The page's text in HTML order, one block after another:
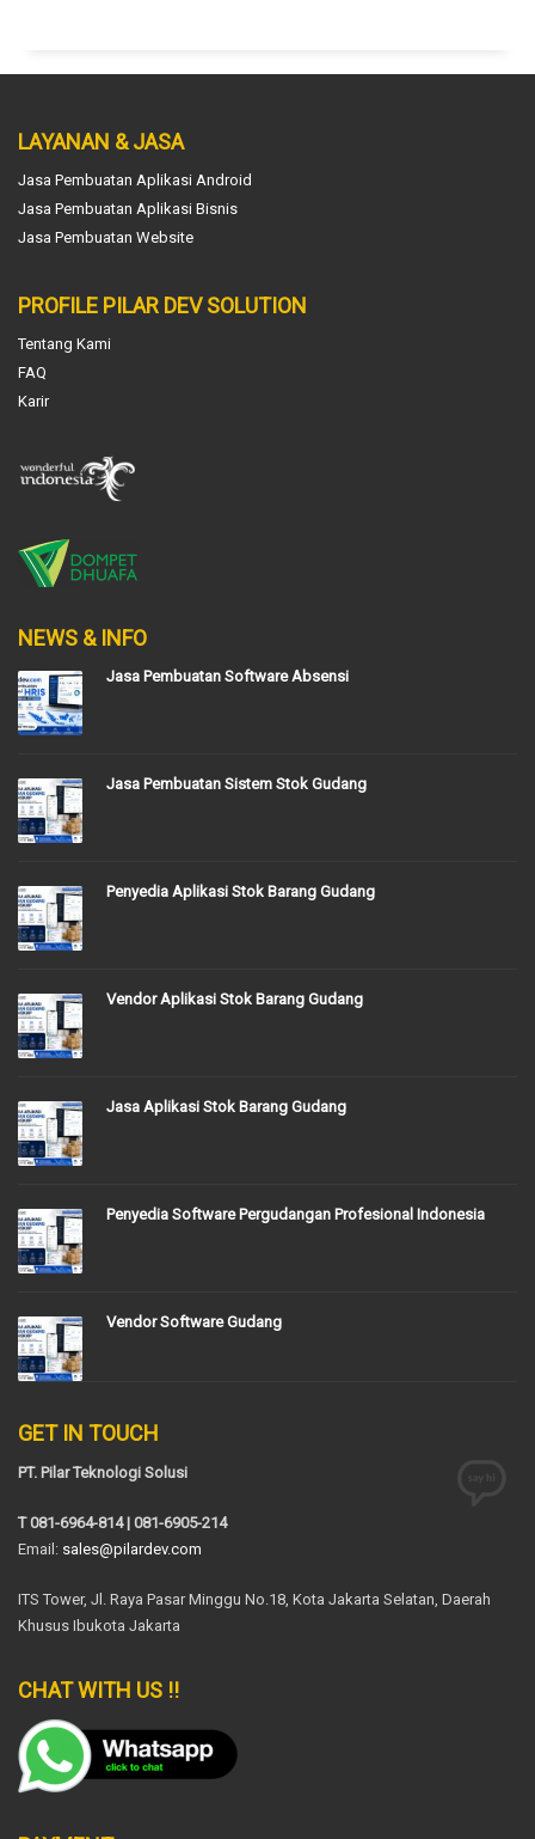
LAYANAN & JASA
Jasa Pembuatan Aplikasi Android
Jasa Pembuatan Aplikasi Bisnis
Jasa Pembuatan Website
PROFILE PILAR DEV SOLUTION
Tentang Kami
FAQ
Karir
NEWS & INFO
Jasa Pembuatan Software Absensi
Jasa Pembuatan Sistem Stok Gudang
Penyedia Aplikasi Stok Barang Gudang
Vendor Aplikasi Stok Barang Gudang
Jasa Aplikasi Stok Barang Gudang
Penyedia Software Pergudangan Profesional Indonesia
Vendor Software Gudang
GET IN TOUCH
PT. Pilar Teknologi Solusi
T 081-6964-814 | 081-6905-214
Email: sales@pilardev.com
ITS Tower, Jl. Raya Pasar Minggu No.18, Kota Jakarta Selatan, Daerah
Khusus Ibukota Jakarta
CHAT WITH US !!